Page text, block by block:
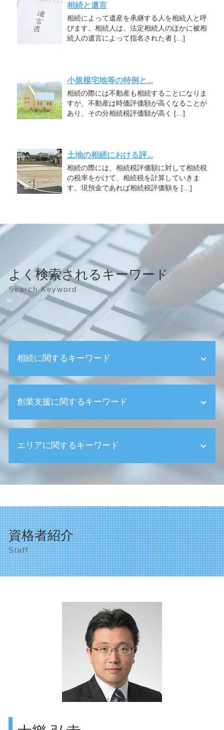
相続と遺言
相続によって遺産を承継する人を相続人と呼
びます。相続人は、法定相続人のほかに被相
続人の遺言によって指名された者 […]
小規模宅地等の特例と...
相続の際には不動産も相続することになりま
すが、不動産は時価評価額が高くなることが
あり、その分相続税評価額が高く […]
土地の相続における評...
相続の際には、相続税評価額に対して相続税
の税率をかけて、相続税を計算していきま
す。現預金であれば相続税評価額を […]
よく検索されるキーワード
Search Keyword
相続に関するキーワード
相続 お金
生前贈与 非課税
相続 土地
相続 空き家
相続税 申告期限 過ぎた
相続 売渡請求
相続 遺言書 効力
家なき子 特例
相続 家
相続税 税率
創業支援に関するキーワード
個人事業主の開業届 確定申告
定款 記載事項
確定申告 帳簿
個人事業主の開業 手続き
顧問税理士 確定申告
決算申告 合同会社
会社の種類 合同会社
創業支援 給付金
新創業融資制度 必要書類
創業助成金 対象
会社の種類 法人
資金繰り 中小企業
顧問税理士 大企業
エリアに関するキーワード
品川区 確定申告
遺産相続 渋谷区
渋谷区 創業支援
品川区 資金繰り対策
相続対策 世田谷区
渋谷区 相続
目黒区 資金繰り対策
世田谷区 創業支援
目黒区 事業計画の作成
渋谷区 助成金申請
法人の設立 品川区
世田谷区 資金繰り対策
渋谷区 決算申告
遺産整理 品川区
目黒区 相続
資格者紹介
Staff